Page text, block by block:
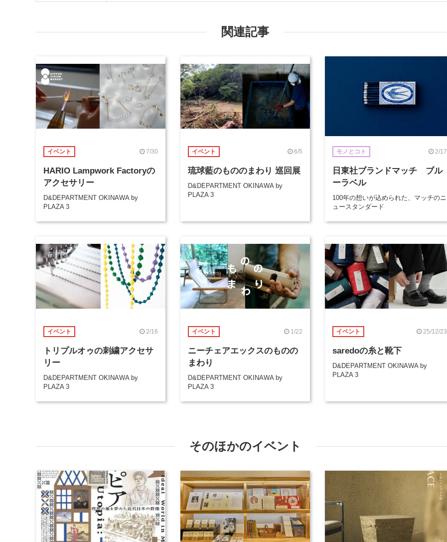
関連記事
イベント 7/30
HARIO Lampwork Factoryの
アクセサリー
D&DEPARTMENT OKINAWA by
PLAZA 3
イベント 6/5
琉球藍のもののまわり 巡回展
D&DEPARTMENT OKINAWA by
PLAZA 3
モノとコト 2/17
日東社ブランドマッチ ブル
ーラベル
100年の想いが込められた、マッチのニ
ュースタンダード
イベント 2/16
トリプルオゥの刺繍アクセサ
リー
D&DEPARTMENT OKINAWA by
PLAZA 3
イベント 1/22
ニーチェアエックスのものの
まわり
D&DEPARTMENT OKINAWA by
PLAZA 3
イベント 25/12/23
saredoの糸と靴下
D&DEPARTMENT OKINAWA by
PLAZA 3
そのほかのイベント